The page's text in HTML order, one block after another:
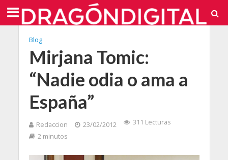
Blog
Mirjana Tomic:
“Nadie odia o ama a
España”
Redaccion 23/02/2012
311 Lecturas
2 minutos